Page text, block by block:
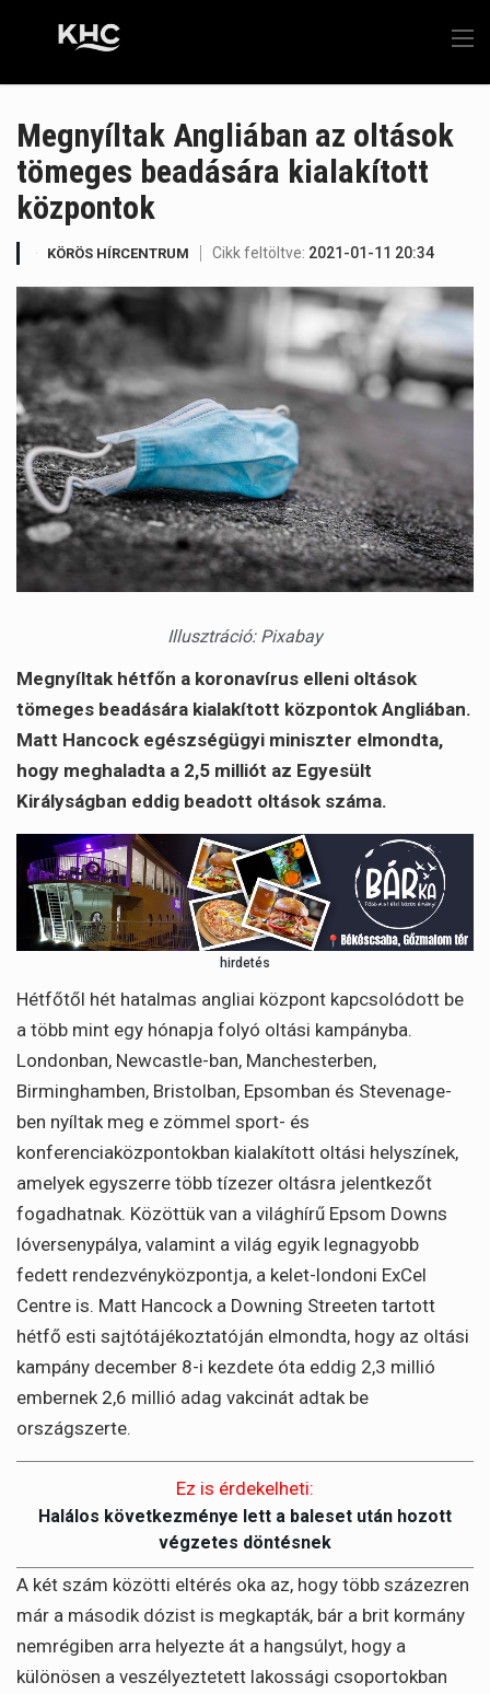
Megnyíltak Angliában az oltások
tömeges beadására kialakított
központok
KÖRÖS HÍRCENTRUM Cikk feltöltve: 2021-01-11 20:34
Illusztráció: Pixabay
Megnyíltak hétfőn a koronavírus elleni oltások
tömeges beadására kialakított központok Angliában.
Matt Hancock egészségügyi miniszter elmondta,
hogy meghaladta a 2,5 milliót az Egyesült
Királyságban eddig beadott oltások száma.
hirdetés
Hétfőtől hét hatalmas angliai központ kapcsolódott be
a több mint egy hónapja folyó oltási kampányba.
Londonban, Newcastle-ban, Manchesterben,
Birminghamben, Bristolban, Epsomban és Stevenage-
ben nyíltak meg e zömmel sport- és
konferenciaközpontokban kialakított oltási helyszínek,
amelyek egyszerre több tízezer oltásra jelentkezőt
fogadhatnak. Közöttük van a világhírű Epsom Downs
lóversenypálya, valamint a világ egyik legnagyobb
fedett rendezvényközpontja, a kelet-londoni ExCel
Centre is. Matt Hancock a Downing Streeten tartott
hétfő esti sajtótájékoztatóján elmondta, hogy az oltási
kampány december 8-i kezdete óta eddig 2,3 millió
embernek 2,6 millió adag vakcinát adtak be
országszerte.
Ez is érdekelheti:
Halálos következménye lett a baleset után hozott
végzetes döntésnek
A két szám közötti eltérés oka az, hogy több százezren
már a második dózist is megkapták, bár a brit kormány
nemrégiben arra helyezte át a hangsúlyt, hogy a
különösen a veszélyeztetett lakossági csoportokban